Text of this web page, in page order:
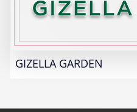
GIZELLA GARDEN